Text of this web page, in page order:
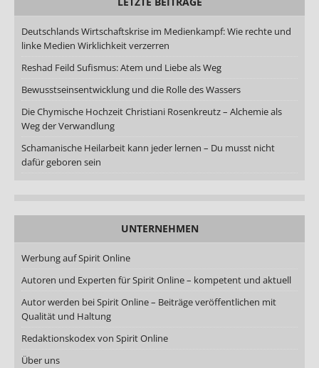
Deutschlands Wirtschaftskrise im Medienkampf: Wie rechte und
linke Medien Wirklichkeit verzerren
Reshad Feild Sufismus: Atem und Liebe als Weg
Bewusstseinsentwicklung und die Rolle des Wassers
Die Chymische Hochzeit Christiani Rosenkreutz – Alchemie als
Weg der Verwandlung
Schamanische Heilarbeit kann jeder lernen – Du musst nicht
dafür geboren sein
UNTERNEHMEN
Werbung auf Spirit Online
Autoren und Experten für Spirit Online – kompetent und aktuell
Autor werden bei Spirit Online – Beiträge veröffentlichen mit
Qualität und Haltung
Redaktionskodex von Spirit Online
Über uns